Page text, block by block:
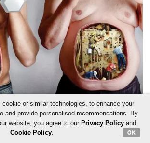
or similar technologies, to enhance your
and provide personalised recommendations. By
website, you agree to our Privacy Policyand
Cookie Policy. OK